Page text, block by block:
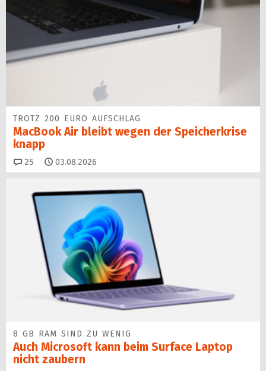
TROTZ 200 EURO AUFSCHLAG
MacBook Air bleibt wegen der Speicherkrise
knapp
25 Kommentare
03.08.2026
8 GB RAM SIND ZU WENIG
Auch Microsoft kann beim Surface Laptop
nicht zaubern